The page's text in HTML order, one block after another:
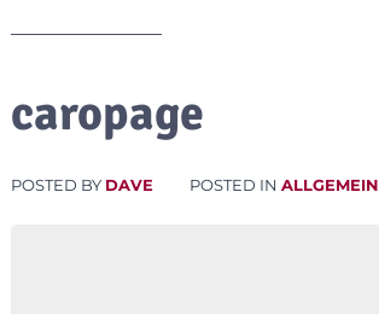
caropage
POSTED BY DAVE POSTED IN ALLGEMEIN